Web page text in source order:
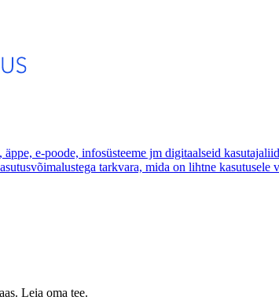
e-poode, infosüsteeme jm digitaalseid
tarkvara, mida on lihtne
Leia oma tee.